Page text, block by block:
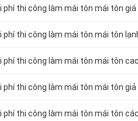
phí thi công làm mái tôn mái tôn giá
phí thi công làm mái tôn mái tôn
phí thi công làm mái tôn mái tôn
phí thi công làm mái tôn mái tôn giả
phí thi công làm mái tôn mái tôn